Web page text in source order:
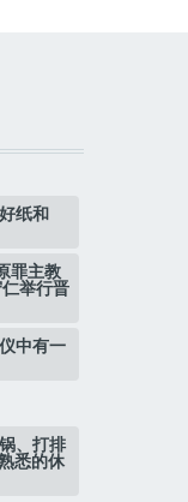
纸和
罪主教
举行晋
中有一
、打排
悉的休